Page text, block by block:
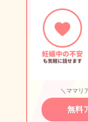
＼ママリ
無料